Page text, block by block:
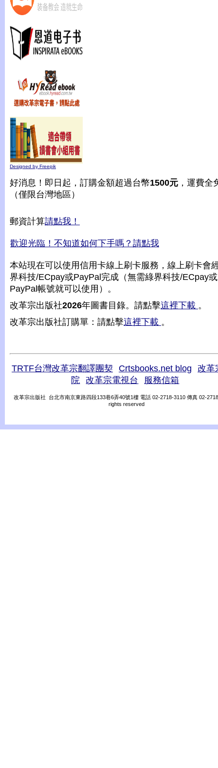
Designed by Freepik
好消息！即日起，訂購金額超過台幣1500元 ，運費全
（僅限台灣地區）
郵資計算請點我！
歡迎光臨！不知道如何下手嗎？請點我
本站現在可以使用信用卡線上刷卡服務，線上刷卡會
界科技/ECpay或PayPal完成（無需綠界科技/ECpay或
PayPal帳號就可以使用）。
改革宗出版社2026年圖書目錄。請點擊這裡下載 。
改革宗出版社訂購單：請點擊這裡下載 。
TRTF台灣改革宗翻譯團契 Crtsbooks.net blog
改革
院
改革宗電視台 服務信箱
改革宗出版社 台北市南京東路四段133巷6弄40號1樓 電話 02-2718-3110 傳真 02-
rights reserved